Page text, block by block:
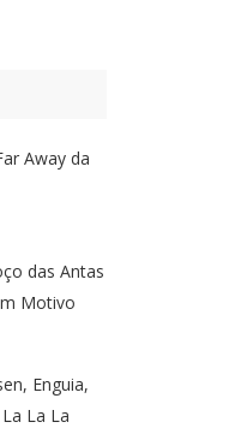
Away da
das Antas
Motivo
Enguia,
La La